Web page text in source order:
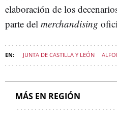
elaboración de los
parte del merchandising
JUNTA DE CASTILLA Y LEÓN
MÁS EN REGIÓN